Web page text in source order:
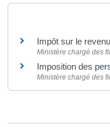
Impôt sur le
Ministère chargé des
Imposition des
Ministère chargé des